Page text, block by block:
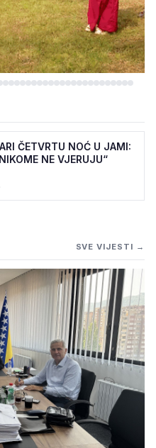
I OVE
ČETVRTU NOĆ U JAMI:
NE VJERUJU“
SVE VIJESTI →